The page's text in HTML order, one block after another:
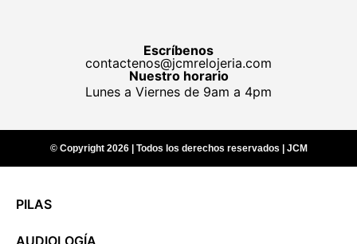
Escríbenos
contactenos@jcmrelojeria.com
Nuestro horario
Lunes a Viernes de 9am a 4pm
© Copyright 2026 | Todos los derechos reservados | JCM
PILAS
AUDIOLOGÍA